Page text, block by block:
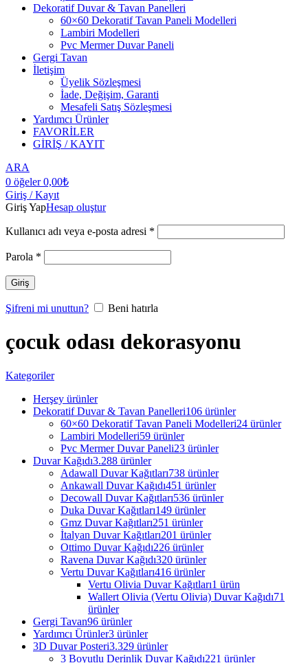
Dekoratif Duvar & Tavan Panelleri
60×60 Dekoratif Tavan Paneli Modelleri
Lambiri Modelleri
Pvc Mermer Duvar Paneli
Gergi Tavan
İletişim
Üyelik Sözleşmesi
İade, Değişim, Garanti
Mesafeli Satış Sözleşmesi
Yardımcı Ürünler
FAVORİLER
GİRİŞ / KAYIT
ARA
0 öğeler 0,00₺
Giriş / Kayıt
Giriş YapHesap oluştur
Kullanıcı adı veya e-posta adresi *
Parola *
Giriş
Şifreni mi unuttun? Beni hatırla
çocuk odası dekorasyonu
Kategoriler
Herşey ürünler
Dekoratif Duvar & Tavan Panelleri106 ürünler
60×60 Dekoratif Tavan Paneli Modelleri24 ürünler
Lambiri Modelleri59 ürünler
Pvc Mermer Duvar Paneli23 ürünler
Duvar Kağıdı3.288 ürünler
Adawall Duvar Kağıtları738 ürünler
Ankawall Duvar Kağıdı451 ürünler
Decowall Duvar Kağıtları536 ürünler
Duka Duvar Kağıtları149 ürünler
Gmz Duvar Kağıtları251 ürünler
İtalyan Duvar Kağıtları201 ürünler
Ottimo Duvar Kağıdı226 ürünler
Ravena Duvar Kağıdı320 ürünler
Vertu Duvar Kağıtları416 ürünler
Vertu Olivia Duvar Kağıtları1 ürün
Wallert Olivia (Vertu Olivia) Duvar Kağıdı71
ürünler
Gergi Tavan96 ürünler
Yardımcı Ürünler3 ürünler
3D Duvar Posteri3.329 ürünler
3 Boyutlu Derinlik Duvar Kağıdı221 ürünler